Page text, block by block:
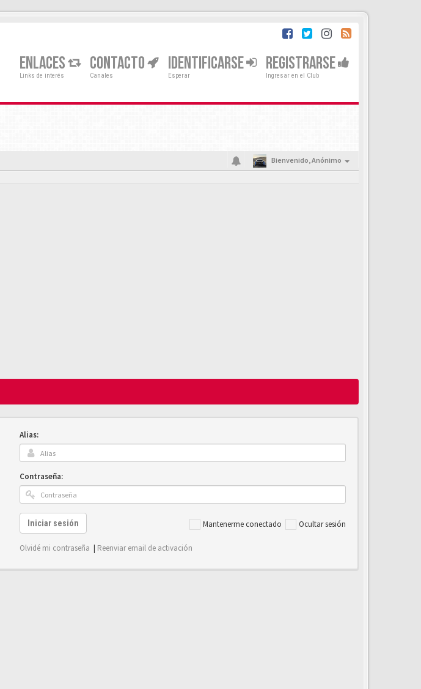
ENLACES
Links de interés
CONTACTO
Canales
IDENTIFICARSE
Esperar
REGISTRARSE
Ingresar en el Club
Bienvenido,Anónimo
Alias:
Contraseña:
Mantenerme conectado Ocultar sesión
Iniciar sesión
Olvidé mi contraseña | Reenviar email de activación